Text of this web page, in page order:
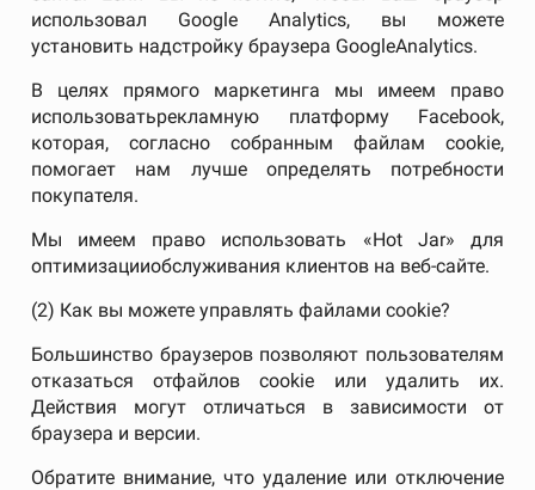
использовал Google Analytics, вы можете
установить надстройку браузера GoogleAnalytics.
В целях прямого маркетинга мы имеем право
использоватьрекламную платформу Facebook,
которая, согласно собранным файлам cookie,
помогает нам лучше определять потребности
покупателя.
Мы имеем право использовать «Hot Jar» для
оптимизацииобслуживания клиентов на веб-сайте.
(2) Как вы можете управлять файлами cookie?
Большинство браузеров позволяют пользователям
отказаться отфайлов cookie или удалить их.
Действия могут отличаться в зависимости от
браузера и версии.
Обратите внимание, что удаление или отключение